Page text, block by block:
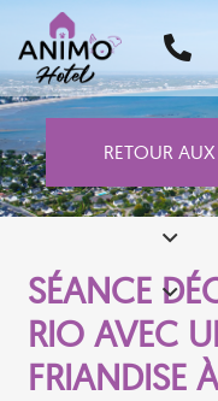
RETOUR
SÉANCE
RIO AVEC
FRIANDISE